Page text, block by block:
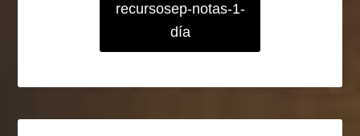
recursosep-notas-1-
día